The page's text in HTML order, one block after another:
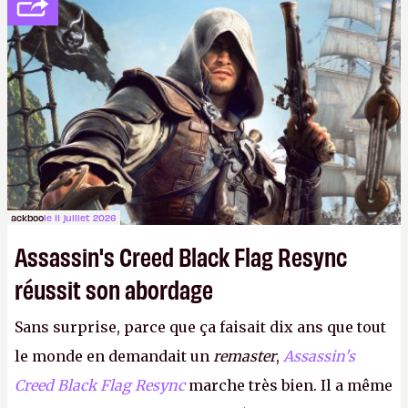
ackboole 11 juillet 2026
Assassin's Creed Black Flag Resync
réussit son abordage
Sans surprise, parce que ça faisait dix ans que tout
le monde en demandait un remaster, Assassin's
Creed Black Flag Resyncmarche très bien. Il a même